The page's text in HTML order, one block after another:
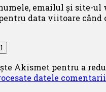
emailul și site-ul
data viitoare când
Akismet pentru a
datele